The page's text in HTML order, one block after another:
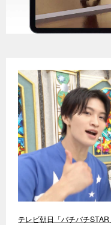
テレビ朝日「バチバチ